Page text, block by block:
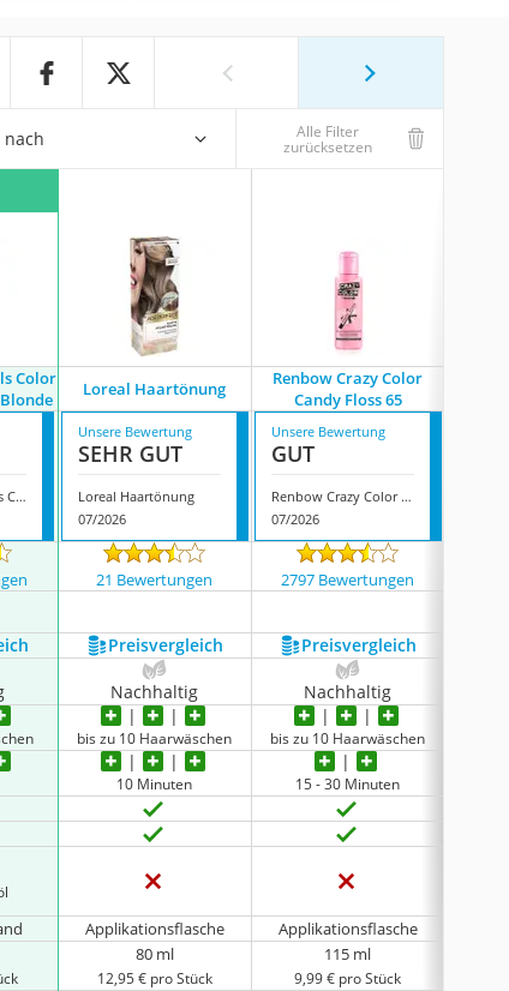
Alle Filter
zurücksetzen
Color
Loreal Haartönung
Renbow Crazy Color
Candy Floss 65
Wella Professionals Color Fresh Mask Pearl Blonde
Unsere Bewertung
SEHR GUT
Loreal Haartönung
07/2026
Unsere Bewertung
GUT
Renbow Crazy Color Candy Floss 65
07/2026
21 Bewertungen 2797 Bewertungen
Preis­vergleich Preis­vergleich
Nachhaltig Nachhaltig
bis zu 10 Haarwäschen bis zu 10 Haarwäschen
10 Minuten 15 - 30 Minuten
Applikationsflasche Applikationsflasche
80 ml
12,95 € pro Stück
115 ml
9,99 € pro Stück